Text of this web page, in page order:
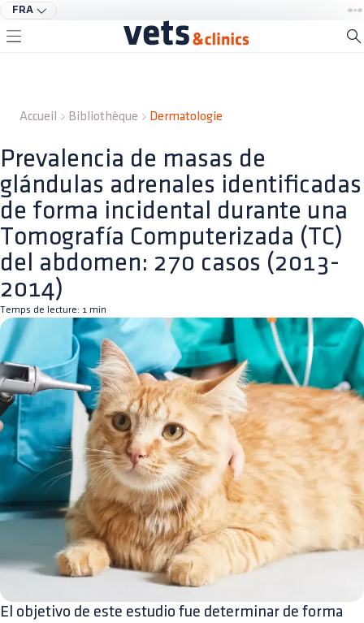
FRA
Accueil Bibliothèque Dermatologie
Prevalencia de masas de
glándulas adrenales identificadas
de forma incidental durante una
Tomografía Computerizada (TC)
del abdomen: 270 casos (2013-
2014)
Temps de lecture: 1 min
El objetivo de este estudio fue determinar de forma